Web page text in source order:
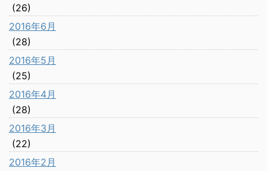
(26)
2016年6月
(28)
2016年5月
(25)
2016年4月
(28)
2016年3月
(22)
2016年2月